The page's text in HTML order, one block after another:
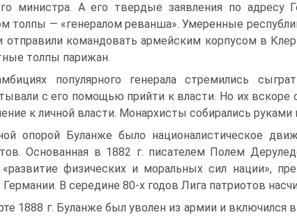
министра. А его твердые заявления по адресу
толпы — «генералом реванша». Умеренные
отправили командовать армейским корпусом в
толпы парижан.
популярного генерала стремились
с его помощью прийти к власти. Но их вскоре
к личной власти. Монархисты собирались
опорой Буланже было националистическое
Основанная в 1882 г. писателем Полем
физических и моральных сил нации»,
Германии. В середине 80-х годов Лига патриотов
1888 г. Буланже был уволен из армии и включился